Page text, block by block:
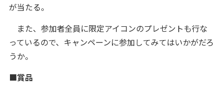
が当たる。
また、参加者全員に限定アイコンのプレゼントも行な
っているので、キャンペーンに参加してみてはいかがだろ
うか。
■賞品